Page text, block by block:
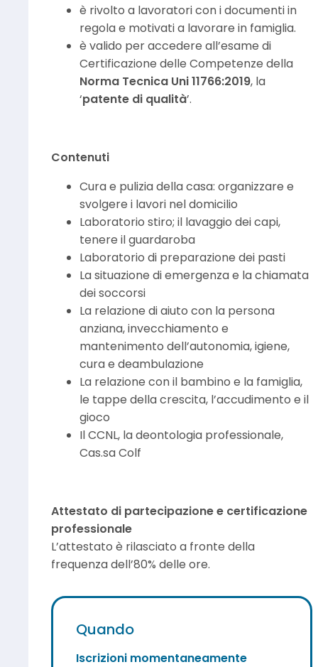
è rivolto a lavoratori con i documenti in
regola e motivati a lavorare in famiglia.
è valido per accedere all’esame di
Certificazione delle Competenze della
Norma Tecnica Uni 11766:2019, la
‘patente di qualità’.
Contenuti
Cura e pulizia della casa: organizzare e
svolgere i lavori nel domicilio
Laboratorio stiro; il lavaggio dei capi,
tenere il guardaroba
Laboratorio di preparazione dei pasti
La situazione di emergenza e la chiamata
dei soccorsi
La relazione di aiuto con la persona
anziana, invecchiamento e
mantenimento dell’autonomia, igiene,
cura e deambulazione
La relazione con il bambino e la famiglia,
le tappe della crescita, l’accudimento e il
gioco
Il CCNL, la deontologia professionale,
Cas.sa Colf
Attestato di partecipazionee certificazione
professionale
L’attestato è rilasciato a fronte della
frequenza dell’80% delle ore.
Quando
Iscrizioni momentaneamente